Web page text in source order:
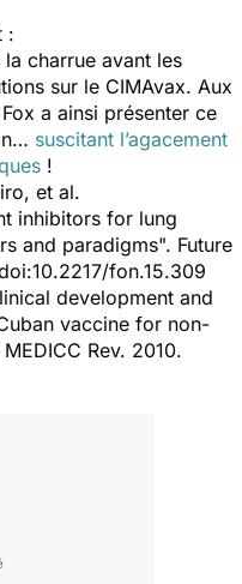
:
charrue avant les
sur le CIMAvax. Aux
a ainsi présenter ce
suscitant l’agacement
!
et al.
inhibitors for lung
and paradigms". Future
fon.15.309
development and
vaccine for non-
MEDICC Rev. 2010.